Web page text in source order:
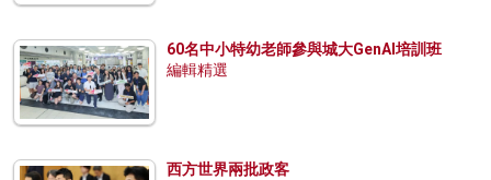
60名中小特幼老師參與城大GenAI培訓班
編輯精選
西方世界兩批政客